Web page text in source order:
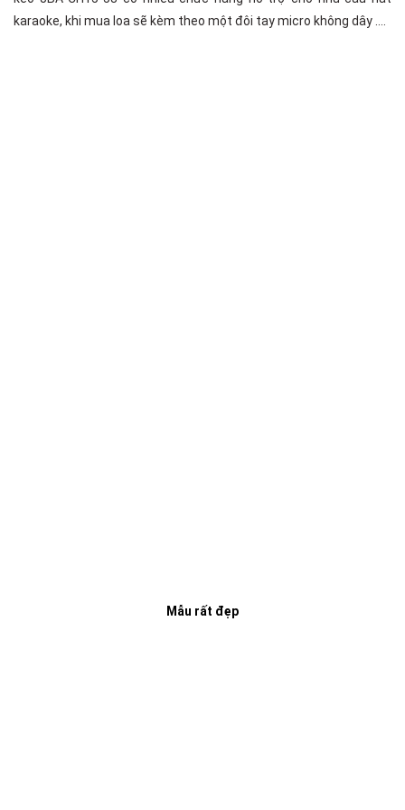
karaoke, khi mua loa sẽ kèm theo một đôi tay micro không dây ….
Mẫu rất đẹp